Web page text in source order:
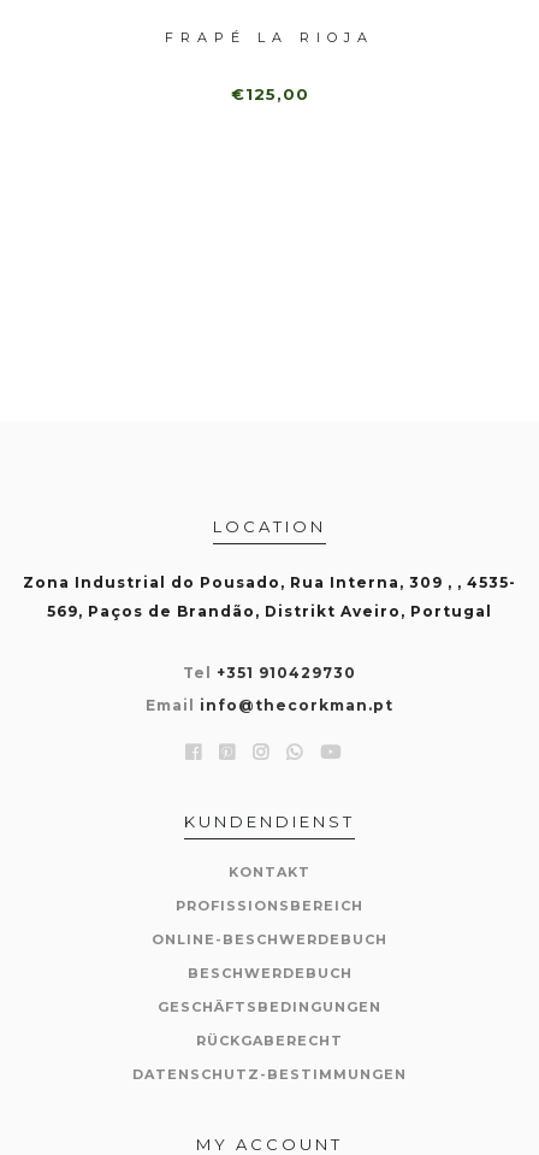
FRAPÉ LA RIOJA
€125,00
LOCATION
Zona Industrial do Pousado, Rua Interna, 309 , , 4535-
569, Paços de Brandão, Distrikt Aveiro, Portugal
Tel +351 910429730
Email info@thecorkman.pt
KUNDENDIENST
KONTAKT
PROFISSIONSBEREICH
ONLINE-BESCHWERDEBUCH
BESCHWERDEBUCH
GESCHÄFTSBEDINGUNGEN
RÜCKGABERECHT
DATENSCHUTZ-BESTIMMUNGEN
MY ACCOUNT